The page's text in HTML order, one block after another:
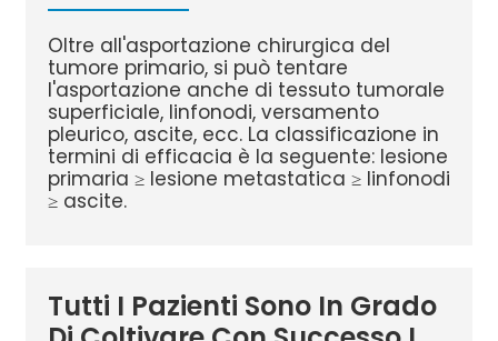
Oltre all'asportazione chirurgica del
tumore primario, si può tentare
l'asportazione anche di tessuto tumorale
superficiale, linfonodi, versamento
pleurico, ascite, ecc. La classificazione in
termini di efficacia è la seguente: lesione
primaria ≥ lesione metastatica ≥ linfonodi
≥ ascite.
Tutti I Pazienti Sono In Grado